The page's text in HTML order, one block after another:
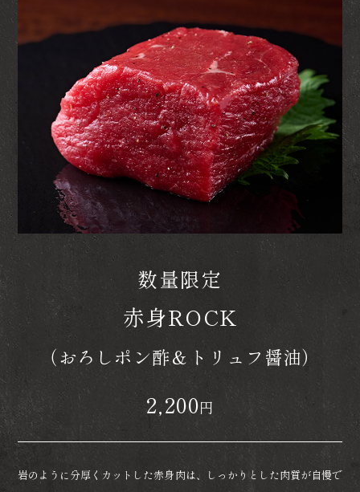
数量限定
赤身ROCK
（おろしポン酢＆トリュフ醤油）
2,200円
岩のように分厚くカットした赤身肉は、しっかりとした肉質が自慢で